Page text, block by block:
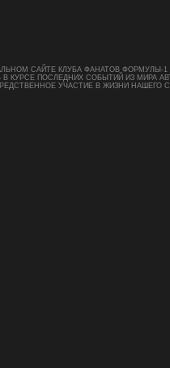
САЙТЕ КЛУБА ФАНАТОВ ФОРМУЛЫ-
КУРСЕ ПОСЛЕДНИХ СОБЫТИЙ ИЗ МИРА
УЧАСТИЕ В ЖИЗНИ НАШЕГО